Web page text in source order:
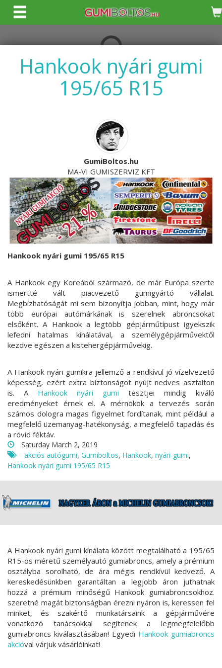
KERESÉS
Hankook nyári gumi
195/65 R15
GumiBoltos.hu
MA-VI GUMISZERVIZ KFT
Hankook nyári gumi 195/65 R15
A Hankook egy Koreából származó, de már Európa szerte
ismertté vált piacvezető gumigyártó vállalat.
Megbízhatóságát mi sem bizonyítja jobban, mint, hogy már
több európai autómárkának is szerelnek abroncsokat
elsőként. A Hankook a legtöbb gépjárműtípust igyekszik
lefedni hatalmas kínálatával, a személygépjárművektől
kezdve egészen a kistehergépjárművekig.
A Hankook nyári gumikra jellemző a rendkívül jó vízelvezető
képesség, ezért extra biztonságot nyújt nedves aszfalton
is. A Hankook nyári gumi tesztjei mindig kiváló
eredményeket érnek el. A mérnökök a tervezés során
számos dologra magas figyelmet fordítanak, mint például a
megfelelő üzemanyag-hatékonyság, a megfelelő tapadás és
a rövid féktáv.
Saturday March 2, 2019
akciós autógumi, Gumiboltos, Hankook, nyári-gumi,
Hankook nyári gumi 195/65 R15
A Hankook nyári gumi kínálata között megtalálható a 195/65
R15-ös méretű személyautó gumiabroncs, amely a prémium
osztályba sorolható, de ára mégis rendkívül kedvező. A
kereskedésünkben garantáltan a legjobb áron juthatnak
hozzá a prémium minőségű Hankook gumiabroncsokhoz.
szeretné magát biztonságban érezni nyáron is, keressen fel
minket, és szakértő munkatársaink a gépjárművére
vonatkozó tanácsokkal segítenek a legmegfelelőbb
gumiabroncs kiválasztásában! Egyedi Hankook gumiabroncs
akcióval várjuk vásárlóinkat!